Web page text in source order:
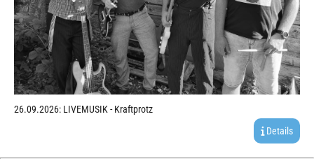
26.09.2026: LIVEMUSIK - Kraftprotz
Details